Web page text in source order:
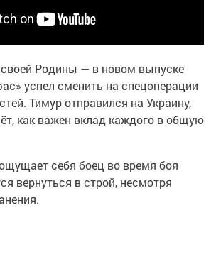
Родины — в новом выпуске
успел сменить на спецоперации
Тимур отправился на Украину,
как важен вклад каждого в общую
себя боец во время боя
вернуться в строй, несмотря